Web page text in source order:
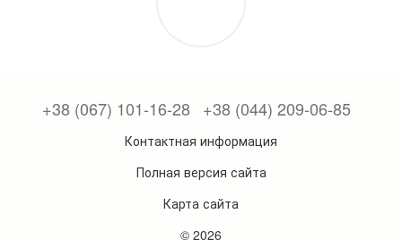
+38 (067) 101-16-28 +38 (044) 209-06-85
Контактная информация
Полная версия сайта
Карта сайта
© 2026